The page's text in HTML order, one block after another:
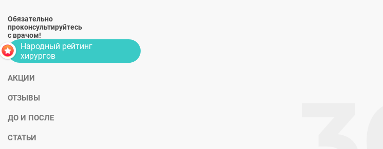
Обязательно
проконсультируйтесь
с врачом!
Народный рейтинг
хирургов
АКЦИИ
ОТЗЫВЫ
ДО И ПОСЛЕ
СТАТЬИ